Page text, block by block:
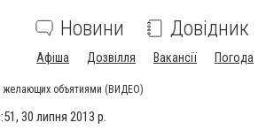
Новини Довідник
Афіша Дозвілля Вакансії Погода
желающих объятиями (ВИДЕО)
30 липня 2013 р.